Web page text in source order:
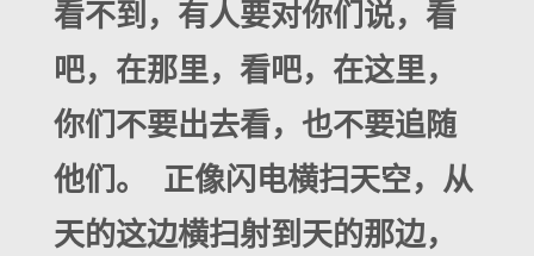
看不到，有人要对你们说，看
吧，在那里，看吧，在这里，
你们不要出去看，也不要追随
他们。 正像闪电横扫天空，从
天的这边横扫射到天的那边，